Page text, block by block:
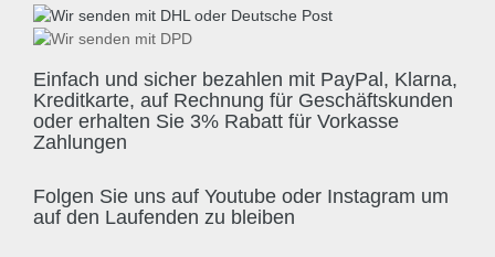
Einfach und sicher bezahlen mit PayPal, Klarna,
Kreditkarte, auf Rechnung für Geschäftskunden
oder erhalten Sie 3% Rabatt für Vorkasse
Zahlungen
Folgen Sie uns auf Youtube oder Instagram um
auf den Laufenden zu bleiben